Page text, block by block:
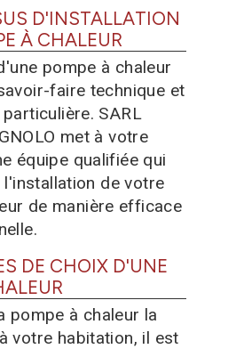
D'INSTALLATION
À CHALEUR
pompe à chaleur
faire technique et
SARL
met à votre
équipe qualifiée qui
l'installation de votre
de manière efficace
DE CHOIX D'UNE
pompe à chaleur la
votre habitation, il est